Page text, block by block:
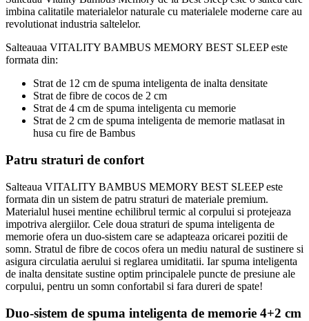
imbina calitatile materialelor naturale cu materialele moderne care au
revolutionat industria saltelelor.
Salteauaa VITALITY BAMBUS MEMORY BEST SLEEP este
formata din:
Strat de 12 cm de spuma inteligenta de inalta densitate
Strat de fibre de cocos de 2 cm
Strat de 4 cm de spuma inteligenta cu memorie
Strat de 2 cm de spuma inteligenta de memorie matlasat in
husa cu fire de Bambus
Patru straturi de confort
Salteaua VITALITY BAMBUS MEMORY BEST SLEEP este
formata din un sistem de patru straturi de materiale premium.
Materialul husei mentine echilibrul termic al corpului si protejeaza
impotriva alergiilor. Cele doua straturi de spuma inteligenta de
memorie ofera un duo-sistem care se adapteaza oricarei pozitii de
somn. Stratul de fibre de cocos ofera un mediu natural de sustinere si
asigura circulatia aerului si reglarea umiditatii. Iar spuma inteligenta
de inalta densitate sustine optim principalele puncte de presiune ale
corpului, pentru un somn confortabil si fara dureri de spate!
Duo-sistem de spuma inteligenta de memorie 4+2 cm